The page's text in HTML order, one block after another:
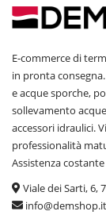
E-commerce di
in pronta
e acque sporche,
sollevamento
accessori idraulici.
professionalità
Assistenza
Viale dei Sarti, 6,
info@demshop.it